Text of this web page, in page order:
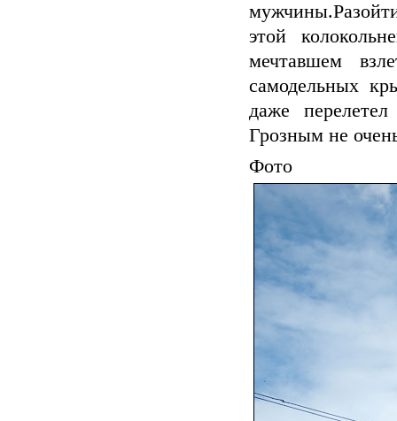
этой
мечтавшем
самодельных
даже
Грозным не